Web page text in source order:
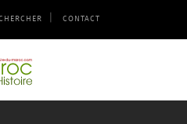
| CONTACT